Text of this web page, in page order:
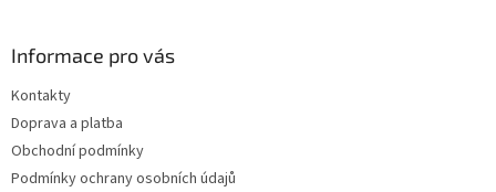
Informace pro vás
Kontakty
Doprava a platba
Obchodní podmínky
Podmínky ochrany osobních údajů